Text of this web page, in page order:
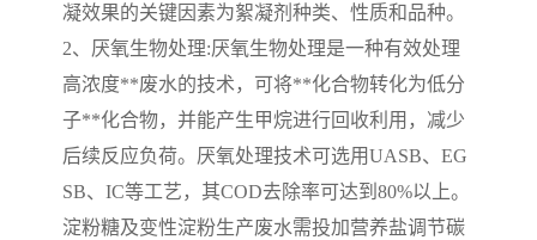
凝效果的关键因素为絮凝剂种类、性质和品种。
2、厌氧生物处理:厌氧生物处理是一种有效处理
高浓度**废水的技术，可将**化合物转化为低分
子**化合物，并能产生甲烷进行回收利用，减少
后续反应负荷。厌氧处理技术可选用UASB、 EG
SB、 IC等工艺，其COD去除率可达到 80%以上。
淀粉糖及变性淀粉生产废水需投加营养盐调节碳
生产厂家
洗车污水处理设备 变电站污水处理设备
熟食厂污水处理设备 美容院一体化污水处理设
备
汽车污水处理设备 你猜生活污水处理设备
农村生活污水处理设备 玻璃钢污水处理设备